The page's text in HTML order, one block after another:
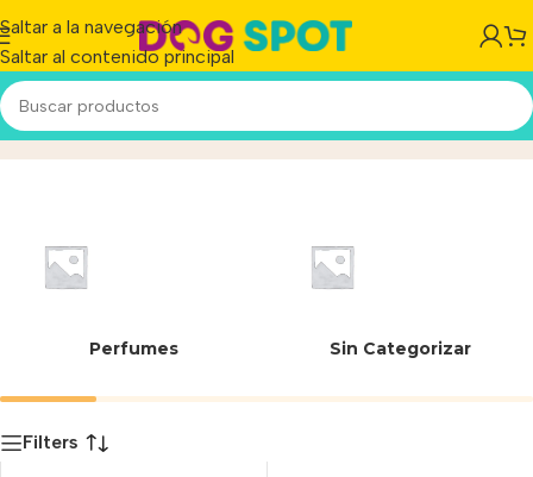
Saltar a la navegación
Saltar al contenido principal
7506195106471Inicio/Producto
Perfumes Sin Categorizar
Filters